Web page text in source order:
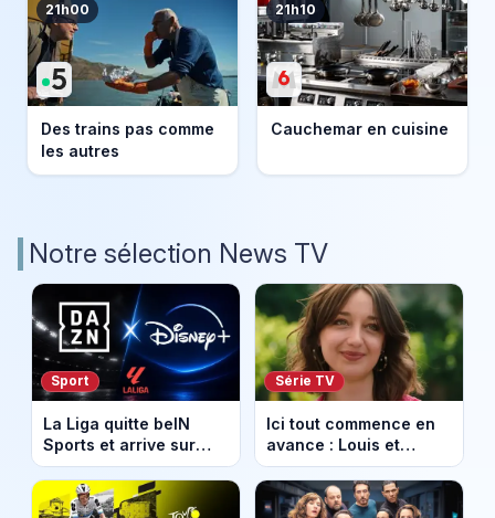
21h00
Des trains pas comme
les autres
21h10
Cauchemar en cuisine
Notre sélection News TV
Sport
La Liga quitte beIN
Sports et arrive sur
DAZN et Disney+ en
France
Série TV
Ici tout commence en
avance : Louis et
Jasmine enfin en
couple. Episode du 7
août 2026 (spoiler)